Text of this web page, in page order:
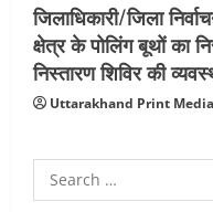
जिलाधिकारी/जिला
क्षेत्र के पोलिंग बूथों का
निस्तारण शिविर की
Uttarakhand Print Media
Search
for: